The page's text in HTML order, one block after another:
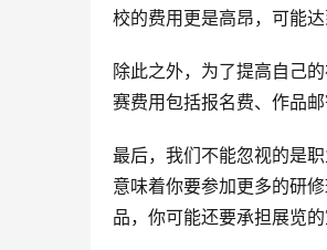
校的费用更是高昂，可能
除此之外，为了提高自己
赛费用包括报名费、作品
最后，我们不能忽视的是
意味着你要参加更多的研
品，你可能还要承担展览